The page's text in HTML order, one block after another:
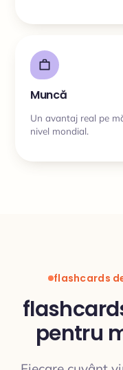
Muncă
Un avantaj real pe
nivel mondial.
flashcards
pentru